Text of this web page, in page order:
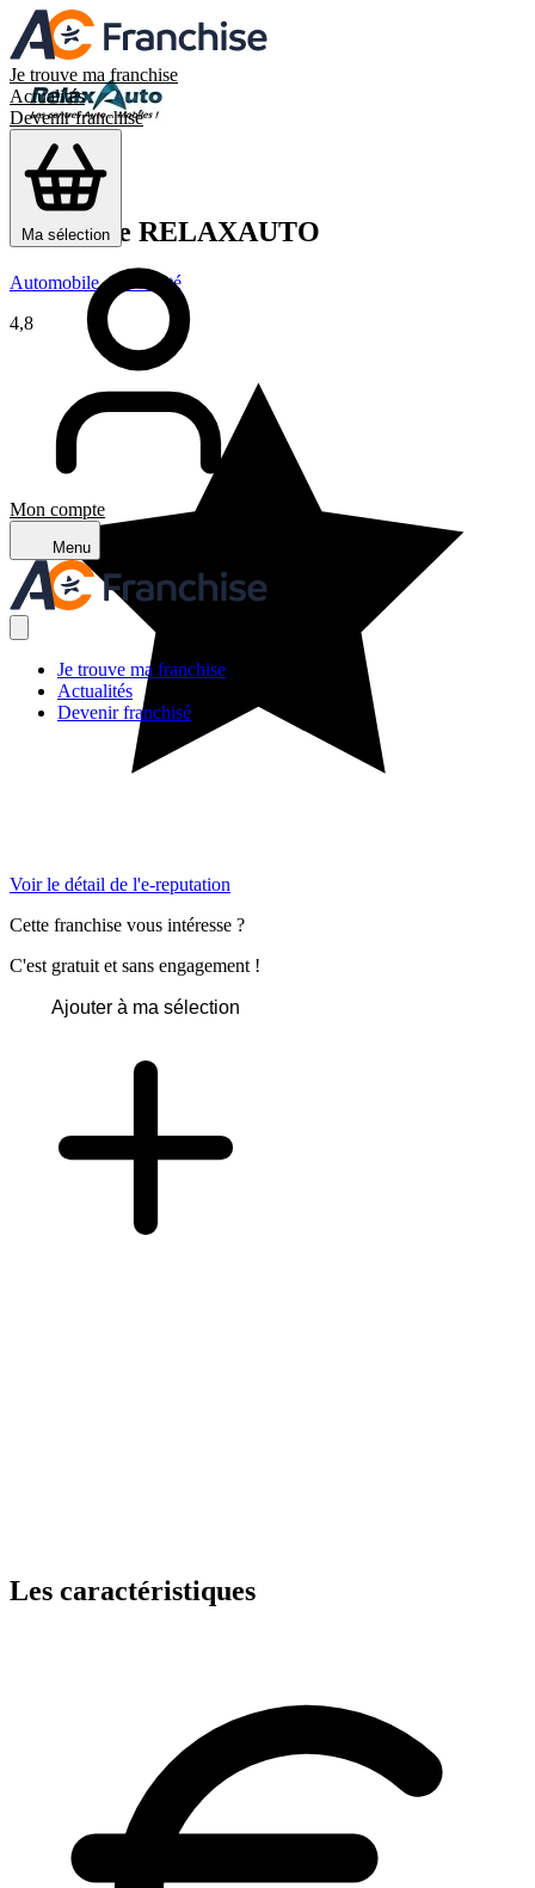
Je trouve ma franchise
Actualités
Devenir franchisé
Ma sélection
Mon compte
Menu
Je trouve ma franchise
Actualités
Devenir franchisé
Franchise RELAXAUTO
Automobile – Mobilité
4,8
Voir le détail de l'e-reputation
Cette franchise vous intéresse ?
C'est gratuit et sans engagement !
Ajouter à ma sélection
Les caractéristiques